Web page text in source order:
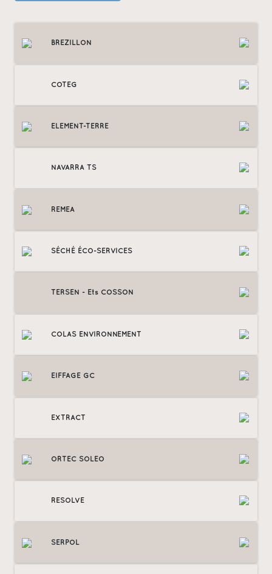
BREZILLON
COTEG
ELEMENT-TERRE
NAVARRA TS
REMEA
SÉCHÉ ÉCO-SERVICES
TERSEN - Ets COSSON
COLAS ENVIRONNEMENT
EIFFAGE GC
EXTRACT
ORTEC SOLEO
RESOLVE
SERPOL